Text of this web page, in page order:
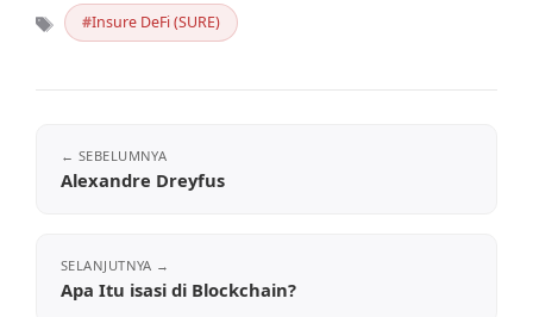
Tag Insure DeFi (SURE)
Alexandre Dreyfus
Apa Itu isasi di Blockchain?